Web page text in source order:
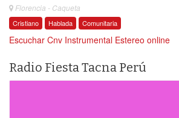
Florencia - Caqueta
Cristiano Hablada Comunitaria
Escuchar Cnv Instrumental Estereo online
Radio Fiesta Tacna Perú